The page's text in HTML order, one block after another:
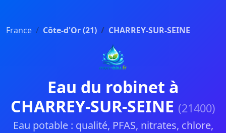
France Côte-d'Or (21) CHARREY-SUR-SEINE
Eau du robinet à
CHARREY-SUR-SEINE (21400)
Eau potable : qualité, PFAS, nitrates, chlore,